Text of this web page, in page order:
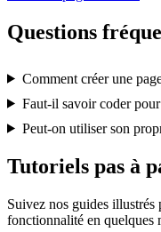
Questions
Comment créer une
Faut-il savoir coder
Peut-on utiliser son
Tutoriels pas à
Suivez nos guides illustrés
fonctionnalité en quelques